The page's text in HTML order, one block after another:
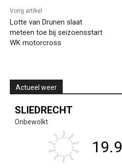
Vorig artikel
Lotte van Drunen slaat
meteen toe bij seizoensstart
WK motorcross
Actueel weer
SLIEDRECHT
Onbewolkt
19.9